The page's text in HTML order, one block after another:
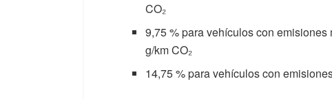
CO₂
9,75 % para vehículos con
g/km CO₂
14,75 % para vehículos con